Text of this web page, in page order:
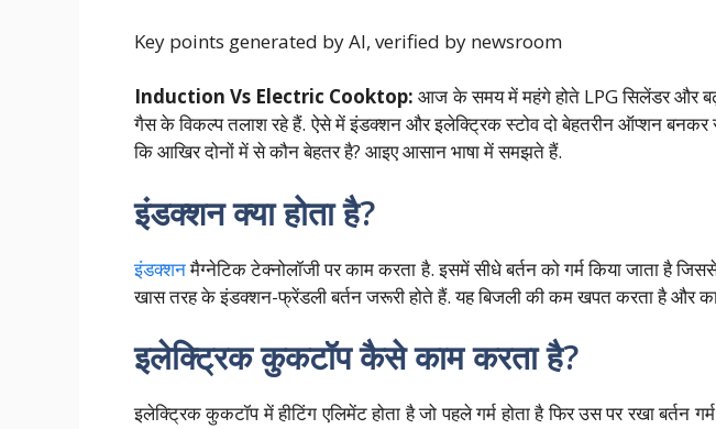
Key points generated by AI, verified by newsroom
Induction Vs Electric Cooktop: आज के समय में महंगे होते LPG सिलेंडर और
गैस के विकल्प तलाश रहे हैं. ऐसे में इंडक्शन और इलेक्ट्रिक स्टोव दो बेहतरीन ऑप्शन
कि आखिर दोनों में से कौन बेहतर है? आइए आसान भाषा में समझते हैं.
इंडक्शन क्या होता है?
इंडक्शनमैग्नेटिक टेक्नोलॉजी पर काम करता है. इसमें सीधे बर्तन को गर्म किया जाता है
खास तरह के इंडक्शन-फ्रेंडली बर्तन जरूरी होते हैं. यह बिजली की कम खपत करता है और
इलेक्ट्रिक कुकटॉप कैसे काम करता है?
इलेक्ट्रिक कुकटॉप में हीटिंग एलिमेंट होता है जो पहले गर्म होता है फिर उस पर रखा बर्तन